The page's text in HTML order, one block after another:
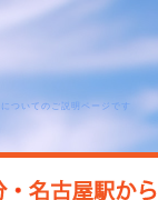
ついてのご説明ページです